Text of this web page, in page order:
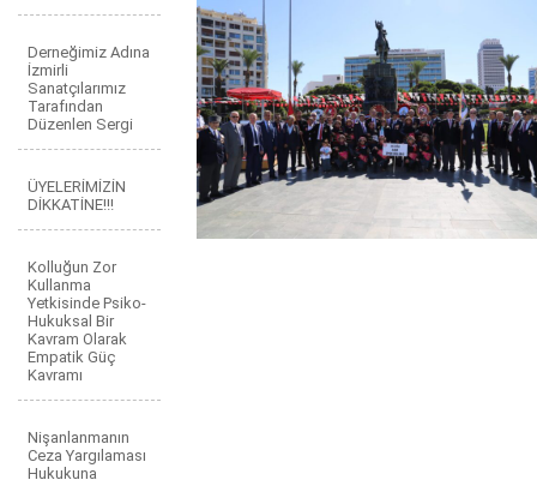
Derneğimiz Adına
İzmirli
Sanatçılarımız
Tarafından
Düzenlen Sergi
ÜYELERİMİZİN
DİKKATİNE!!!
Kolluğun Zor
Kullanma
Yetkisinde Psiko-
Hukuksal Bir
Kavram Olarak
Empatik Güç
Kavramı
Nişanlanmanın
Ceza Yargılaması
Hukukuna